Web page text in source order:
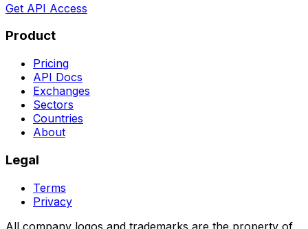
Get API Access
Product
Pricing
API Docs
Exchanges
Sectors
Countries
About
Legal
Terms
Privacy
All company logos and trademarks are the property of